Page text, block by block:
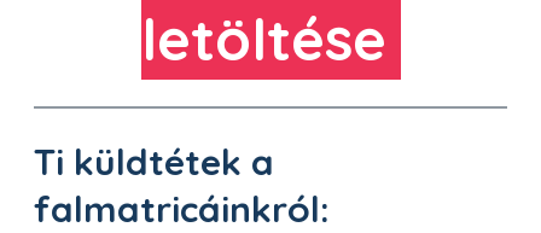
letöltése
Ti küldtétek a
falmatricáinkról: